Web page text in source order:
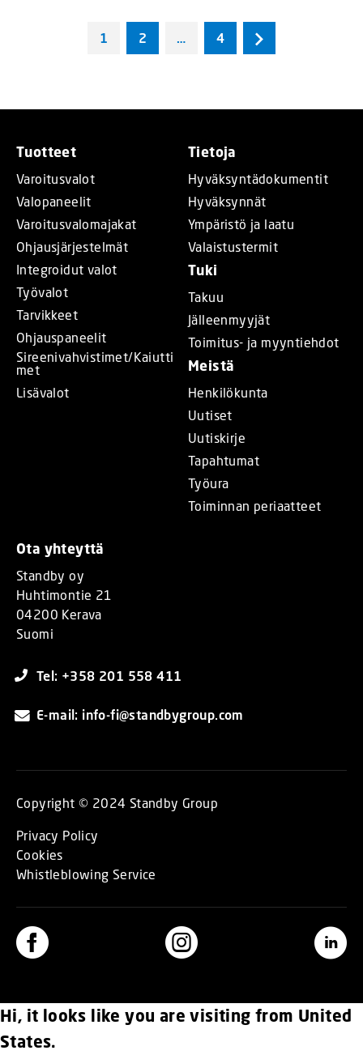
1 2 … 4
Tuotteet
Varoitusvalot
Valopaneelit
Varoitusvalomajakat
Ohjausjärjestelmät
Integroidut valot
Työvalot
Tarvikkeet
Ohjauspaneelit
Sireenivahvistimet/Kaiutti
met
Lisävalot
Tietoja
Hyväksyntädokumentit
Hyväksynnät
Ympäristö ja laatu
Valaistustermit
Tuki
Takuu
Jälleenmyyjät
Toimitus- ja myyntiehdot
Meistä
Henkilökunta
Uutiset
Uutiskirje
Tapahtumat
Työura
Toiminnan periaatteet
Ota yhteyttä
Standby oy
Huhtimontie 21
04200 Kerava
Suomi
Tel: +358 201 558 411
E-mail: info-fi@standbygroup.com
Copyright © 2024 Standby Group
Privacy Policy
Cookies
Whistleblowing Service
Hi, it looks like you are visiting from United
States.